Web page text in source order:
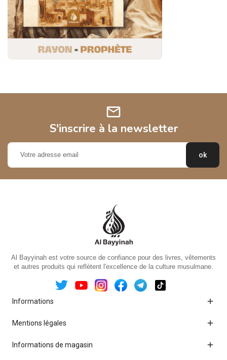
mail
S'inscrire à la newsletter
Al Bayyinah est votre source de confiance pour des livres, vêtements
et autres produits qui reflètent l'excellence de la culture musulmane.
Informations 
Mentions légales 
Informations de magasin 